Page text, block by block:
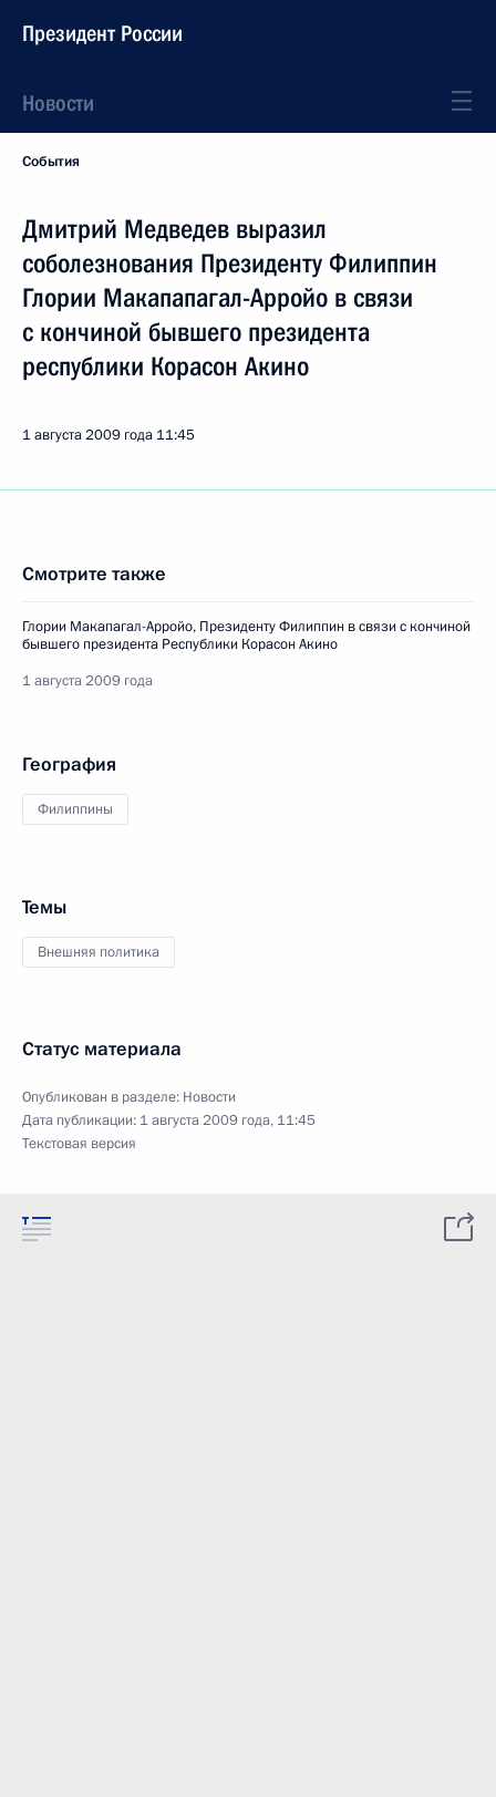
Президент России
Новости
События
Дмитрий Медведев выразил
соболезнования Президенту Филиппин
Глории Макапапагал-Арройо в связи
с кончиной бывшего президента
республики Корасон Акино
1 августа 2009 года 11:45
Смотрите также
Глории Макапагал-Арройо, Президенту Филиппин в связи с кончиной
бывшего президента Республики Корасон Акино
1 августа 2009 года
География
Филиппины
Темы
Внешняя политика
Статус материала
Опубликован в разделе: Новости
Дата публикации: 1 августа 2009 года, 11:45
Текстовая версия